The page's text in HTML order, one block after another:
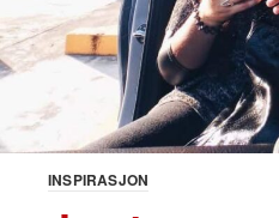
INSPIRASJON